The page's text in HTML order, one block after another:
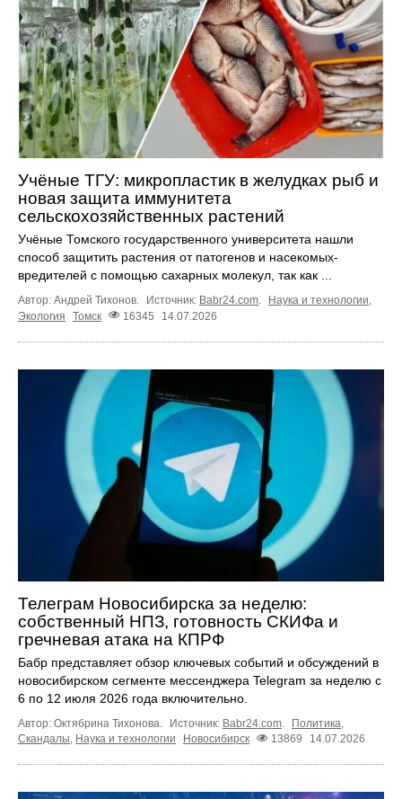
Учёные ТГУ: микропластик в желудках рыб и
новая защита иммунитета
сельскохозяйственных растений
Учёные Томского государственного университета нашли
способ защитить растения от патогенов и насекомых-
вредителей с помощью сахарных молекул, так как ...
Автор: Андрей Тихонов. Источник: Babr24.com. Наука и технологии,
Экология
Томск 16345 14.07.2026
Телеграм Новосибирска за неделю:
собственный НПЗ, готовность СКИФа и
гречневая атака на КПРФ
Бабр представляет обзор ключевых событий и обсуждений в
новосибирском сегменте мессенджера Telegram за неделю с
6 по 12 июля 2026 года включительно.
Автор: Октябрина Тихонова. Источник: Babr24.com. Политика,
Скандалы, Наука и технологии Новосибирск 13869 14.07.2026